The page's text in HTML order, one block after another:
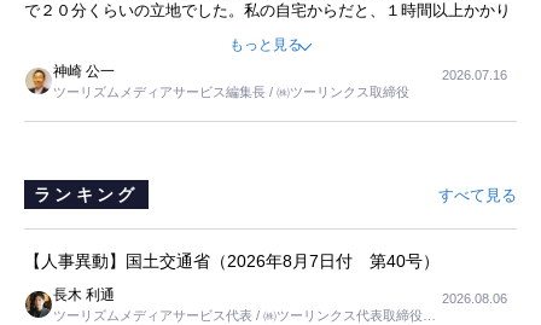
で２０分くらいの立地でした。私の自宅からだと、１時間以上かかり
ました。母の住まいから近いという理由で、その施設を選択したので
すが、私と妹にとっては、半日仕事ででした。シニアの住まい選び
は、当人だけではなく、世話をする家族の足の便も考えない外池ない
と思いました。
もっと見る
神崎 公一
ツーリズムメディアサービス編集長 / ㈱ツーリンクス取締役
2026.07.16
ランキング すべて見る
【人事異動】国土交通省（2026年8月7日付 第40号）
長木 利通
ツーリズムメディアサービス代表 / ㈱ツーリンクス代表取締役社
2026.08.06